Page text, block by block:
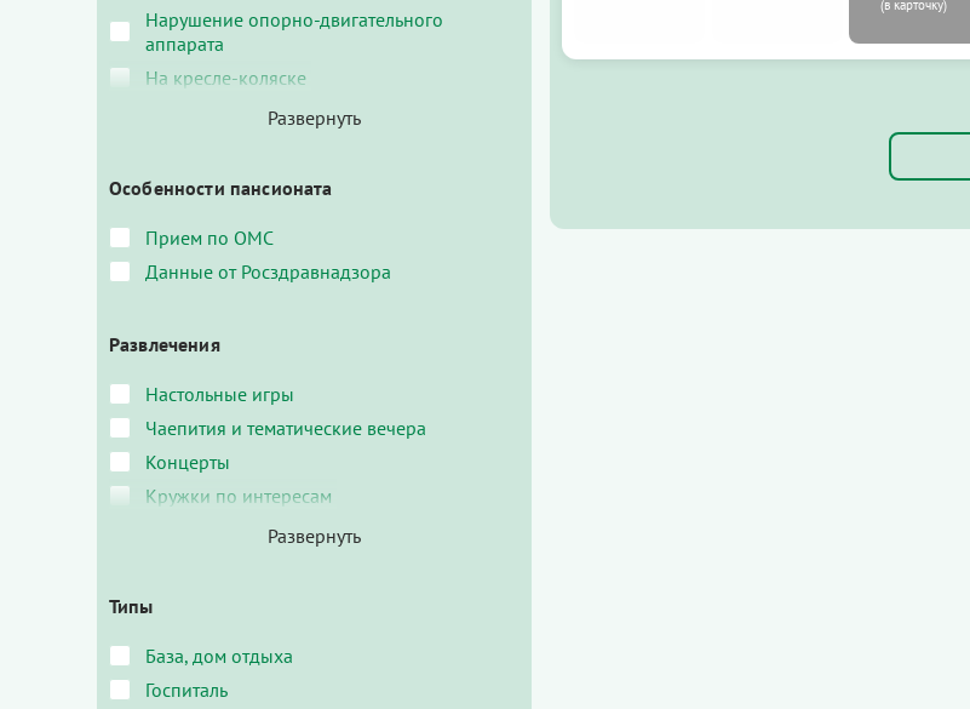
Нарушение опорно-двигательного
аппарата
На кресле-коляске
Особенности пансионата
Прием по ОМС
Данные от Росздравнадзора
Развлечения
Настольные игры
Чаепития и тематические вечера
Концерты
Кружки по интересам
Типы
База, дом отдыха
Госпиталь